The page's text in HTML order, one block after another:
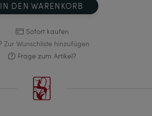
IN DEN WARENKORB
Sofort kaufen
Zur Wunschliste hinzufügen
Frage zum Artikel?